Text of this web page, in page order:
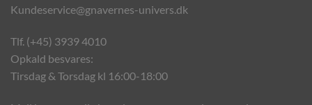
Kundeservice@gnavernes-univers.dk
Tlf. (+45) 3939 4010
Opkald besvares:
Tirsdag & Torsdag kl 16:00-18:00